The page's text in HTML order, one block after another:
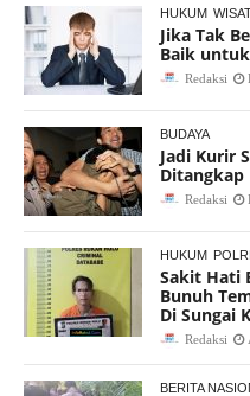
HUKUM
Jika Tak
Baik
Redaksi
BUDAYA
Jadi Kurir
Ditangkap
Redaksi
HUKUM
Sakit Hati
Bunuh
Di Sungai
Redaksi
BERITA